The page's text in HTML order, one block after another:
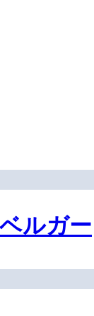
ルガー